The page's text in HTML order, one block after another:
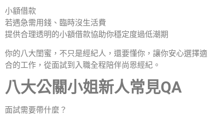
小額借款
若遇急需用錢、臨時沒生活費
提供合理透明的小額借款協助你穩定度過低潮期
你的八大閨蜜，不只是經紀人，還要懂你，讓你安心選擇適
合的工作，從面試到入職全程陪伴尚恩經紀。
八大公關小姐新人常見QA
面試需要帶什麼？